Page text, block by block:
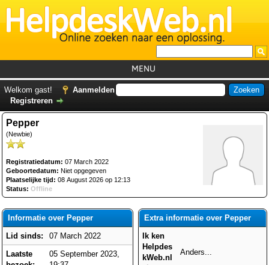
MENU
GemistDownloader
Welkom gast!
Aanmelden
Registreren
Pepper
(Newbie)
Registratiedatum: 07 March 2022
Geboortedatum: Niet opgegeven
Plaatselijke tijd: 08 August 2026 op 12:13
Status: Offline
Informatie over Pepper
Lid sinds:
07 March 2022
Laatste
05 September 2023,
Extra informatie over Pepper
Ik ken
Helpdes
kWeb.nl
Anders...